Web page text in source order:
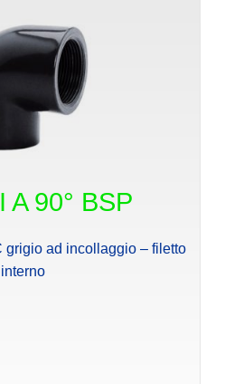
A 90° BSP
grigio ad incollaggio – filetto
interno